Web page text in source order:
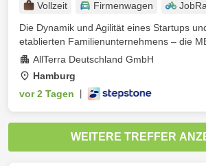
Vollzeit Firmenwagen
Die Dynamik und Agilität eines Startups
etablierten Familienunternehmens – die
AllTerra Deutschland GmbH
Hamburg
vor 2 Tagen
WEITERE TREFFER